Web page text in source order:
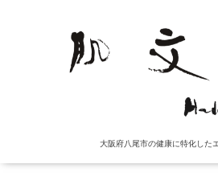
大阪府八尾市の健康に特化した